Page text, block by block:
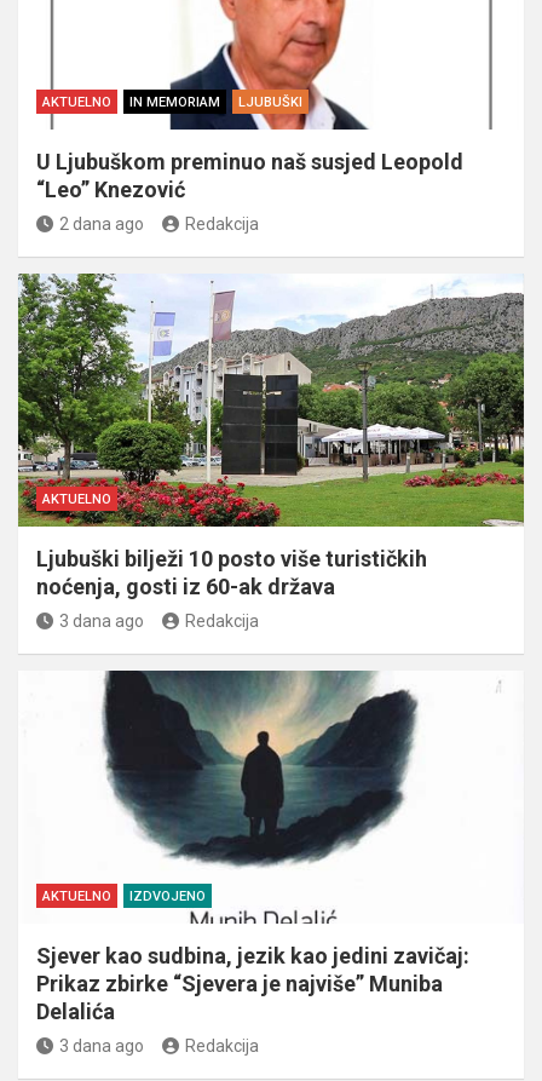
AKTUELNO IN MEMORIAM LJUBUŠKI
U Ljubuškom preminuo naš susjed Leopold
“Leo” Knezović
2 dana ago Redakcija
AKTUELNO
Ljubuški bilježi 10 posto više turističkih
noćenja, gosti iz 60-ak država
3 dana ago Redakcija
AKTUELNO IZDVOJENO
Sjever kao sudbina, jezik kao jedini zavičaj:
Prikaz zbirke “Sjevera je najviše” Muniba
Delalića
3 dana ago Redakcija